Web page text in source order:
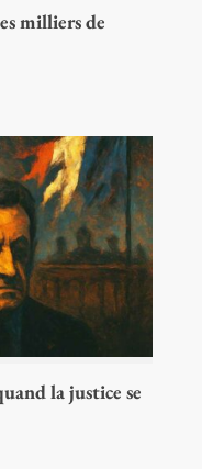
milliers de
la justice se